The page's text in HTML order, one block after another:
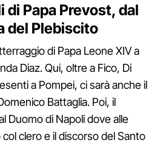
di Papa Prevost, dal
del Plebiscito
di Papa Leone XIV a
Diaz. Qui, oltre a Fico, Di
a Pompei, ci sarà anche il
Battaglia. Poi, il
Duomo di Napoli dove alle
clero e il discorso del Santo